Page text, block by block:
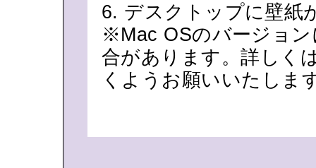
6. デスクトップに壁紙
※Mac OSのバージョ
合があります。詳しく
くようお願いいたしま